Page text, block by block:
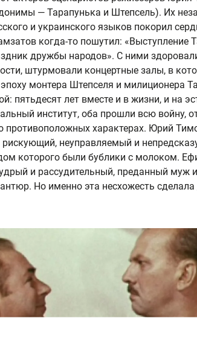
— Тарапунька и Штепсель). Их
и украинского языков покорил
когда-то пошутил: «Выступление
дружбы народов». С ними
штурмовали концертные залы, в
монтера Штепселя и милиционера
пятьдесят лет вместе и в жизни, и на
институт, оба прошли всю войну,
противоположных характерах. Юрий
неуправляемый и
которого были бублики с молоком.
и рассудительный, преданный муж
Но именно эта несхожесть